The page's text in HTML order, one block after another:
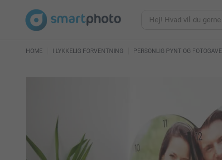
HOME I LYKKELIG FORVENTNING PERSONLIG PYNT OG